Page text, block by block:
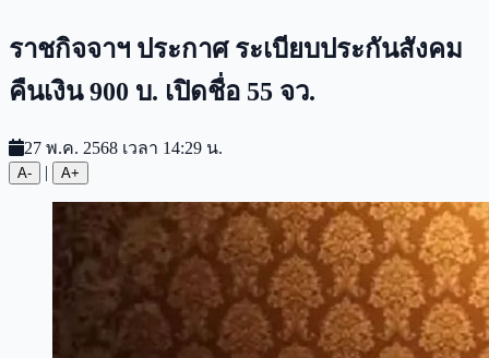
ราชกิจจาฯ ประกาศ ระเบียบประกันสังคม
คืนเงิน 900 บ. เปิดชื่อ 55 จว.
27 พ.ค. 2568 เวลา 14:29 น.
A- | A+